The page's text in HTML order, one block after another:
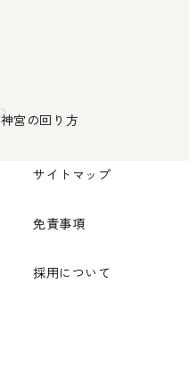
神宮の回り方
サイトマップ
免責事項
採用について